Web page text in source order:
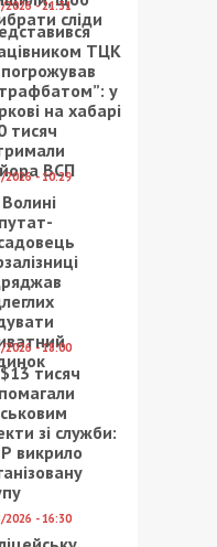
сліди
2026 - 21:31
ТЦК
у
на хабарі
тисяч
ВСП
2026 - 10:29
2026 - 18:00
тисяч
зі служби:
викрило
2026 - 16:30